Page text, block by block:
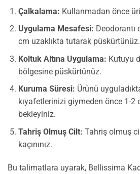
Çalkalama: Kullanmadan önce
Uygulama Mesafesi: Deodorantı
cm uzaklıkta tutarak püskürtünüz.
Koltuk Altına Uygulama: Kutuyu
bölgesine püskürtünüz.
Kuruma Süresi: Ürünü
kıyafetlerinizi giymeden önce 1-2
bekleyiniz.
Tahriş Olmuş Cilt: Tahriş olmuş
kaçınınız.
Bu talimatlara uyarak, Bellissima